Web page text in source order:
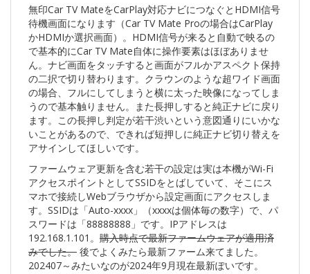
無印Car TV MateをCarPlay対応ナビにつなぐとHDMI信号
待機画面になります（Car TV Mate Proの場合はCarPlay
かHDMIか選択画面）。HDMI信号が来ると自動で映るの
で基本的にCar TV Mate自体に操作要素はほぼありませ
ん。ナビ画面をタッチすると画面がフルかアスペクト保持
の二択で切り替わります。クラウンのような超ワイド画面
の場合、フルにしてしまうと横に太った映像になってしま
うので基本触りません。また長押しすると純正ナビに戻り
ます。この長押し判定が若干渋いという意図通りにいかな
いことがあるので、できれば短押しに純正ナビ切り替えを
アサインしてほしいです。
ファームウェア更新を含む若干の設定は実は本機がWi-Fi
アクセスポイントとしてSSIDをとばしていて、そこにス
マホで接続しWebブラウザから設定画面にアクセスしま
す。SSIDは「Auto-xxxx」（xxxxは個体毎の数字）で、パ
スワードは「88888888」です。IPアドレスは
192.168.1.101。 購入時点で最新ファームウェアが適用済
みでした。 後でよくみたら最新ファーム来てました。
202407～みたいなのが2024年9月現在最新ぽいです。